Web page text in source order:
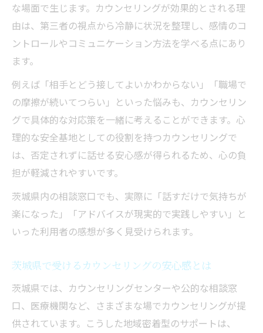
な場面で生じます。カウンセリングが効果的とされる理
由は、第三者の視点から冷静に状況を整理し、感情のコ
ントロールやコミュニケーション方法を学べる点にあり
ます。
例えば「相手とどう接してよいかわからない」「職場で
の摩擦が続いてつらい」といった悩みも、カウンセリン
グで具体的な対応策を一緒に考えることができます。心
理的な安全基地としての役割を持つカウンセリングで
は、否定されずに話せる安心感が得られるため、心の負
担が軽減されやすいです。
茨城県内の相談窓口でも、実際に「話すだけで気持ちが
楽になった」「アドバイスが現実的で実践しやすい」と
いった利用者の感想が多く見受けられます。
茨城県で受けるカウンセリングの安心感とは
茨城県では、カウンセリングセンターや公的な相談窓
口、医療機関など、さまざまな場でカウンセリングが提
供されています。こうした地域密着型のサポートは、